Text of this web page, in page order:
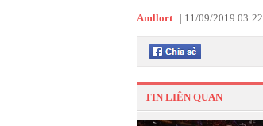
Amllort | 11/09/2019
TIN LIÊN QUAN